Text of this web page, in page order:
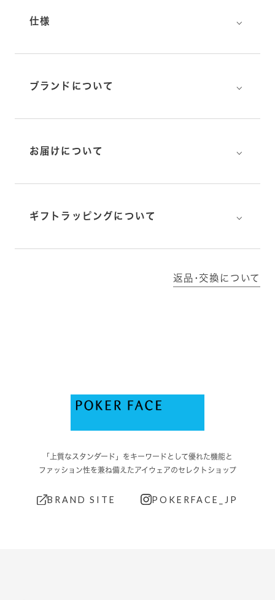
仕様 ⌵
ブランドについて ⌵
お届けについて ⌵
ギフトラッピングについて ⌵
返品･交換について
「上質なスタンダード」をキーワードとして優れた機能と
ファッション性を兼ね備えたアイウェアのセレクトショップ
BRAND SITE POKERFACE_JP